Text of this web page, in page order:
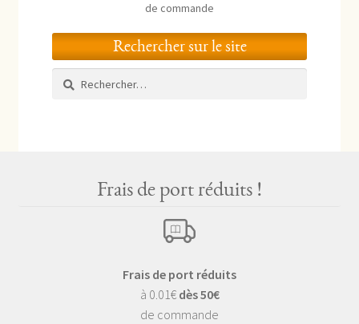
de commande
Rechercher sur le site
Rechercher :
Frais de port réduits !
Frais de port réduits
à 0.01€ dès 50€
de commande